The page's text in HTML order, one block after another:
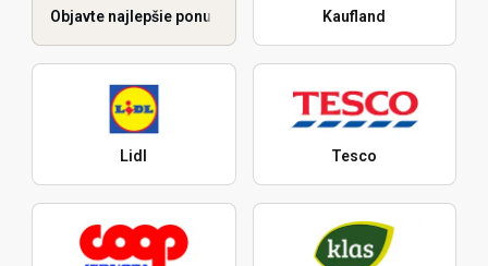
Objavte najlepšie ponuky Kaufland
Lidl Tesco